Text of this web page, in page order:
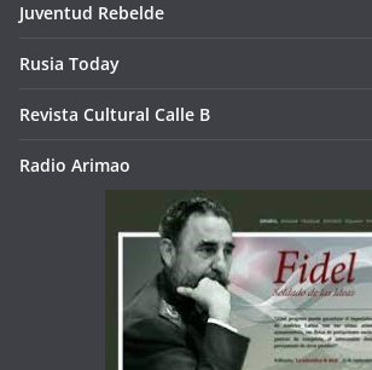
Juventud Rebelde
Rusia Today
Revista Cultural Calle B
Radio Arimao